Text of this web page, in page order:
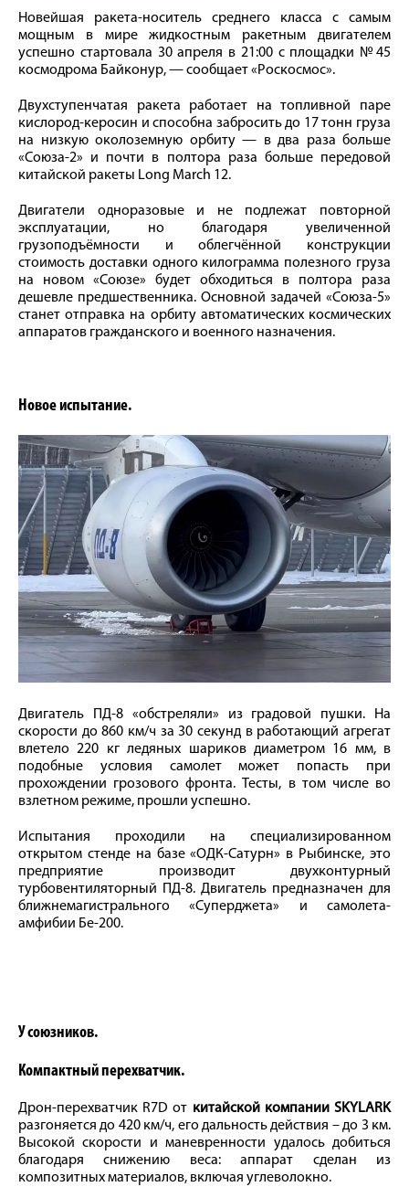
Новейшая ракета-носитель среднего класса с самым
мощным в мире жидкостным ракетным двигателем
успешно стартовала 30 апреля в 21:00 с площадки №45
космодрома Байконур, — сообщает «Роскосмос».
Двухступенчатая ракета работает на топливной паре
кислород-керосин и способна забросить до 17 тонн груза
на низкую околоземную орбиту — в два раза больше
«Союза-2» и почти в полтора раза больше передовой
китайской ракеты Long March 12.
Двигатели одноразовые и не подлежат повторной
эксплуатации, но благодаря увеличенной
грузоподъёмности и облегчённой конструкции
стоимость доставки одного килограмма полезного груза
на новом «Союзе» будет обходиться в полтора раза
дешевле предшественника. Основной задачей «Союза-5»
станет отправка на орбиту автоматических космических
аппаратов гражданского и военного назначения.
Новое испытание.
Двигатель ПД-8 «обстреляли» из градовой пушки. На
скорости до 860 км/ч за 30 секунд в работающий агрегат
влетело 220 кг ледяных шариков диаметром 16 мм, в
подобные условия самолет может попасть при
прохождении грозового фронта. Тесты, в том числе во
взлетном режиме, прошли успешно.
Испытания проходили на специализированном
открытом стенде на базе «ОДК-Сатурн» в Рыбинске, это
предприятие производит двухконтурный
турбовентиляторный ПД-8. Двигатель предназначен для
ближнемагистрального «Суперджета» и самолета-
амфибии Бе-200.
У союзников.
Компактный перехватчик.
Дрон-перехватчик R7D от китайской компании SKYLARK
разгоняется до 420 км/ч, его дальность действия – до 3 км.
Высокой скорости и маневренности удалось добиться
благодаря снижению веса: аппарат сделан из
композитных материалов, включая углеволокно.